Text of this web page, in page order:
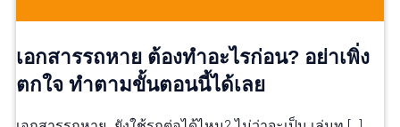
เอกสารรถหาย ต้องทำอะไรก่อน? อย่าเพิ่ง
ตกใจ ทำตามขั้นตอนนี้ได้เลย